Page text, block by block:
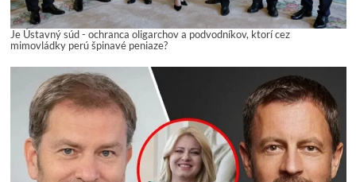
Je Ústavný súd - ochranca oligarchov a podvodníkov, ktorí cez
mimovládky perú špinavé peniaze?